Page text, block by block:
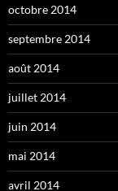
octobre 2014
septembre 2014
août 2014
juillet 2014
juin 2014
mai 2014
avril 2014